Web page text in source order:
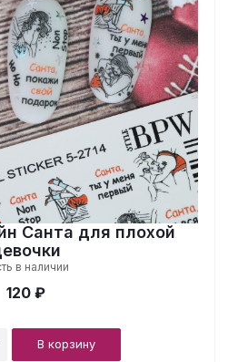
Санта для плохой
в наличии
120 ₽
В корзину